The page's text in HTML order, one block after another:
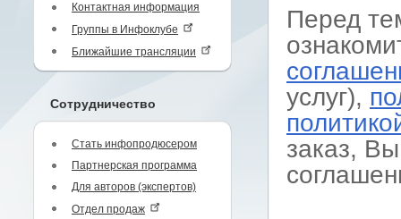
Контактная информация
Группы в Инфоклубе
Ближайшие трансляции
Сотрудничество
Стать инфопродюсером
Партнерская программа
Для авторов (экспертов)
Отдел продаж
Перед
услуг),
заказ,